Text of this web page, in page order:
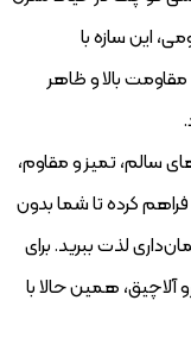
این سازه با
بالا و ظاهر
سالم، تمیز و مقاوم،
کرده تا شما بدون
لذت ببرید. برای
آلاچیق، همین حالا با